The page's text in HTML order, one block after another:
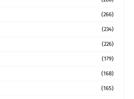
(266)
(234)
(226)
(179)
(168)
(165)